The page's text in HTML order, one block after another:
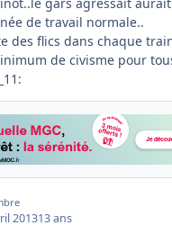
gars agressait
de travail normale..
des flics dans chaque
de civisme pour
201313 ans